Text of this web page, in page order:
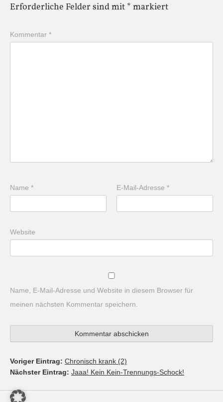
Erforderliche Felder sind mit * markiert
Kommentar *
Name * E-Mail-Adresse*
Website
Name, E-Mail-Adresse und Website in diesem Browser für
meinen nächsten Kommentar speichern.
Voriger Eintrag: Chronisch krank (2)
Nächster Eintrag: Jaaa! Kein Kein-Trennungs-Schock!